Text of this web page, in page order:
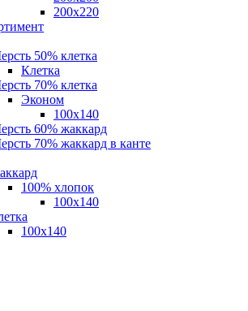
200х220
50% клетка
Клетка
70% клетка
Эконом
100x140
60% жаккард
70% жаккард в канте
100% хлопок
100x140
100х140